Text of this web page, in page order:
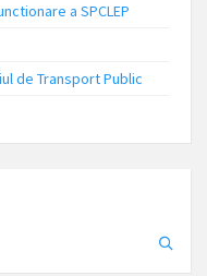
a SPCLEP
de Transport Public